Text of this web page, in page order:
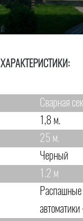
ХАРАКТЕРИСТИКИ:
Сварная
1,8 м.
25 м.
Черный
1.2 м
Распашные